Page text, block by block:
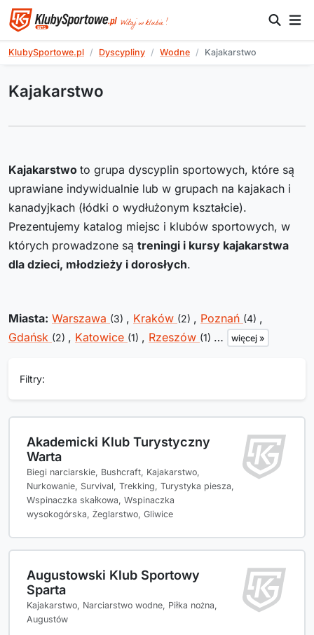
KlubySportowe.pl Dyscypliny Wodne Kajakarstwo
Kajakarstwo
Kajakarstwo to grupa dyscyplin sportowych, które są
uprawiane indywidualnie lub w grupach na kajakach i
kanadyjkach (łódki o wydłużonym kształcie).
Prezentujemy katalog miejsc i klubów sportowych, w
których prowadzone są treningi i kursy kajakarstwa
dla dzieci, młodzieży i dorosłych.
Miasta: Warszawa (3) , Kraków (2) , Poznań (4) ,
Gdańsk (2) , Katowice (1) , Rzeszów (1) … więcej »
Filtry:
Akademicki Klub Turystyczny
Warta
Biegi narciarskie, Bushcraft, Kajakarstwo,
Nurkowanie, Survival, Trekking, Turystyka piesza,
Wspinaczka skałkowa, Wspinaczka
wysokogórska, Żeglarstwo, Gliwice
Augustowski Klub Sportowy
Sparta
Kajakarstwo, Narciarstwo wodne, Piłka nożna,
Augustów